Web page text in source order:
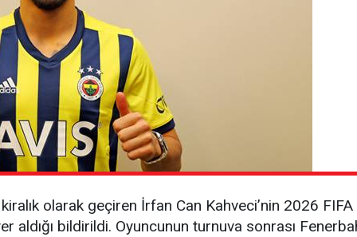
olarak geçiren İrfan Can Kahveci’nin 2026 FIFA
aldığı bildirildi. Oyuncunun turnuva sonrası